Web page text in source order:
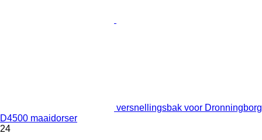
versnellingsbak voor Dronningborg
D4500 maaidorser
24